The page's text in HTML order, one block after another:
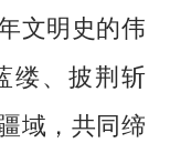
文明史的伟
缕、披荆斩
域，共同缔